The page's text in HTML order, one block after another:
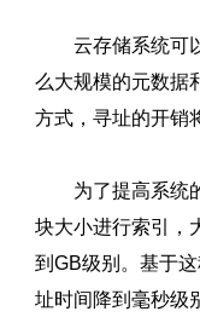
云存储系统可以
么大规模的元数据
方式，寻址的开销
为了提高系统的
块大小进行索引，
到GB级别。基于
址时间降到毫秒级